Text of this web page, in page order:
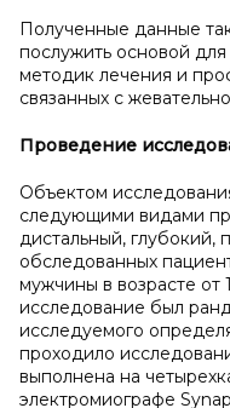
Полученные данные
послужить основой
методик лечения и
связанных с
Проведение
Объектом
следующими видами
дистальный, глубокий,
обследованных
мужчины в возрасте от
исследование был
исследуемого
проходило
выполнена на
электромиографе